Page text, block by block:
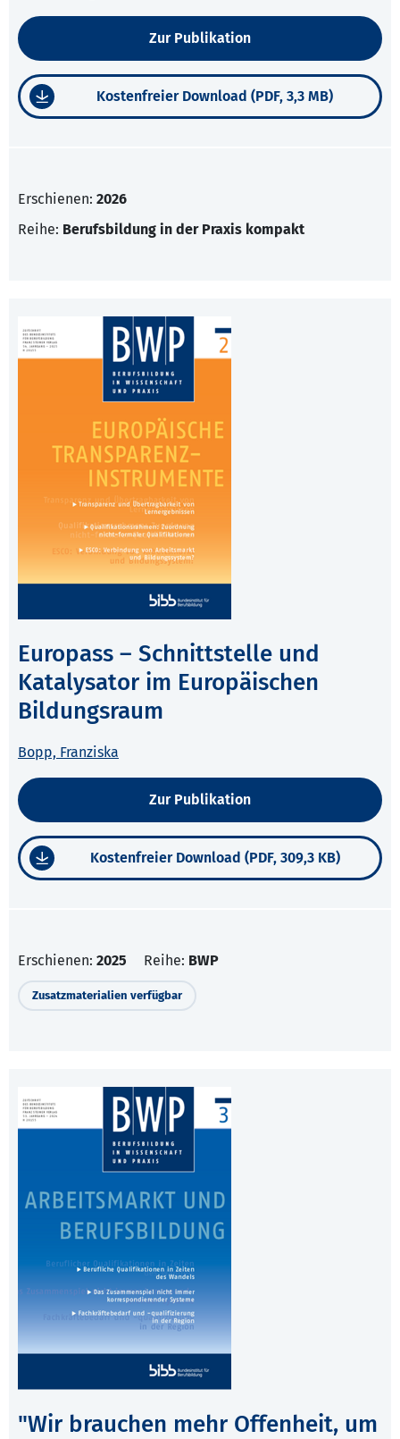
Zur Publikation
Kostenfreier Download (PDF, 3,3 MB)
Erschienen: 2026
Reihe: Berufsbildung in der Praxis kompakt
Europass – Schnittstelle und
Katalysator im Europäischen
Bildungsraum
Bopp, Franziska
Zur Publikation
Kostenfreier Download (PDF, 309,3 KB)
Erschienen: 2025 Reihe: BWP
Zusatzmaterialien verfügbar
"Wir brauchen mehr Offenheit, um